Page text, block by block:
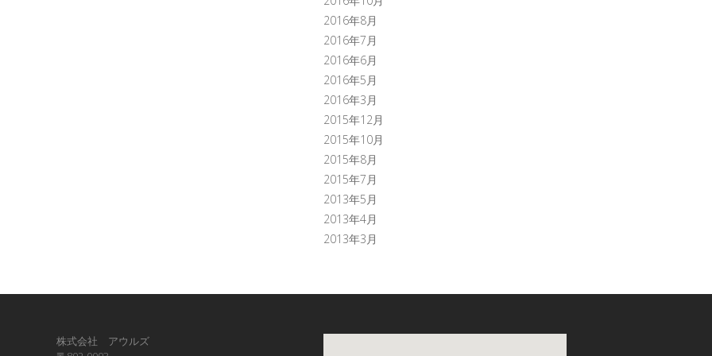
2016年8月
2016年7月
2016年6月
2016年5月
2016年3月
2015年12月
2015年10月
2015年8月
2015年7月
2013年5月
2013年4月
2013年3月
株式会社 アウルズ